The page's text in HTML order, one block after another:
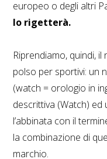
europeo o degli altri
lo rigetterà.
Riprendiamo, quindi,
polso per sportivi: un
(watch = orologio in
descrittiva (Watch) ed
l’abbinata con il
la combinazione di
marchio.